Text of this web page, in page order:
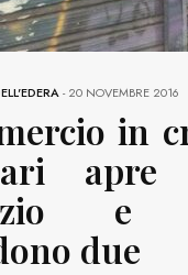
-20 NOVEMBRE 2016
in
apre
e
due